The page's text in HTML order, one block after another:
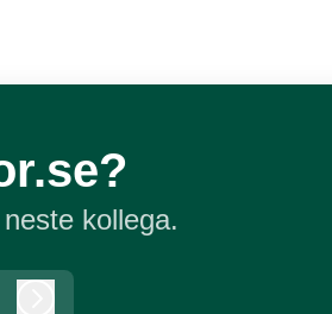
kollega.